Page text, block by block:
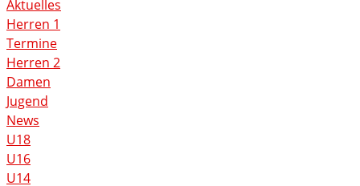
Aktuelles
Herren 1
Termine
Herren 2
Damen
Jugend
News
U18
U16
U14